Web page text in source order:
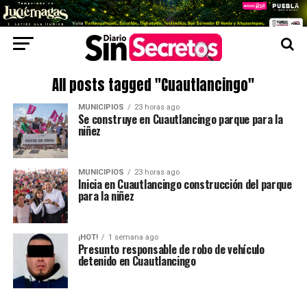
All posts tagged "Cuautlancingo"
MUNICIPIOS 23 horas ago
Se construye en Cuautlancingo parque para la
niñez
MUNICIPIOS 23 horas ago
Inicia en Cuautlancingo construcción del parque
para la niñez
¡HOT! 1 semana ago
Presunto responsable de robo de vehículo
detenido en Cuautlancingo